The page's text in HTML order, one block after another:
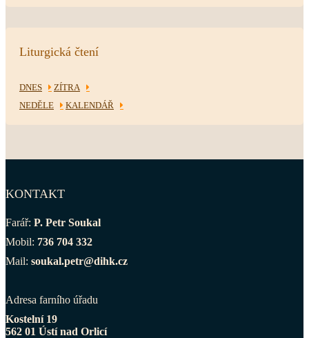
Liturgická čtení
DNES
ZÍTRA
NEDĚLE
KALENDÁŘ
KONTAKT
Farář: P. Petr Soukal
Mobil: 736 704 332
Mail: soukal.petr@dihk.cz
Adresa farního úřadu
Kostelní 19
562 01 Ústí nad Orlicí